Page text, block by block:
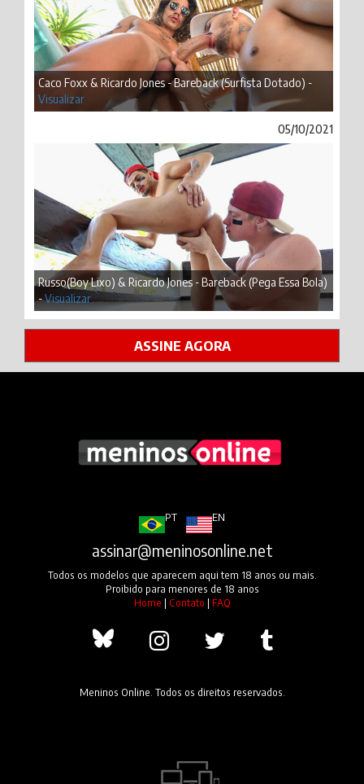
Caco Foxx & Ricardo Jones - Bareback (Surfista Dotado) -
Visualizar
05/10/2021
Russo(Boy Lixo) & Ricardo Jones - Bareback (Pega Essa Bola)
-Visualizar
ASSINE AGORA
PT EN
assinar@meninosonline.net
Todos os modelos que aparecem aqui tem 18 anos ou mais.
Proibido para menores de 18 anos
Home | Contato | FAQ
Meninos Online. Todos os direitos reservados.